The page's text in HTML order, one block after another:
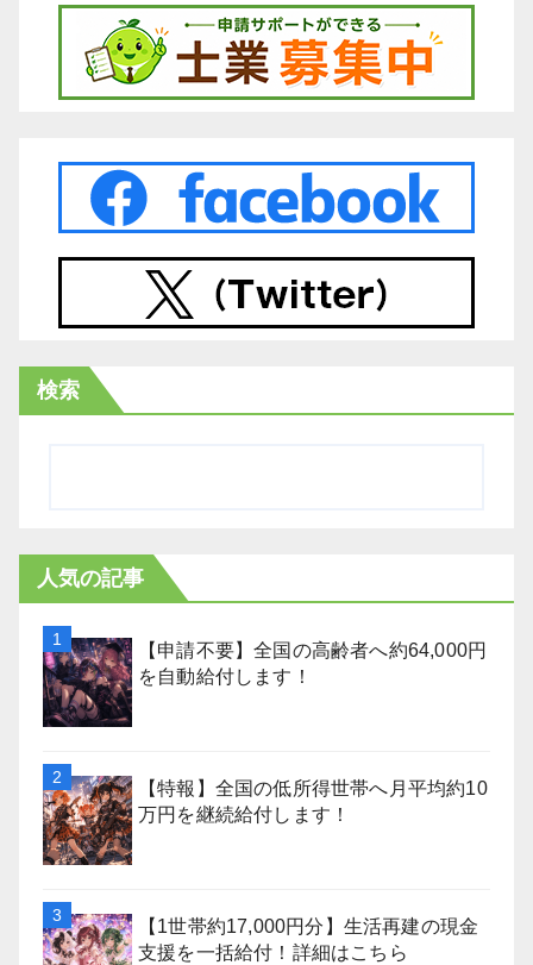
検索
人気の記事
【申請不要】全国の高齢者へ約64,000円
を自動給付します！
【特報】全国の低所得世帯へ月平均約10
万円を継続給付します！
【1世帯約17,000円分】生活再建の現金
支援を一括給付！詳細はこちら